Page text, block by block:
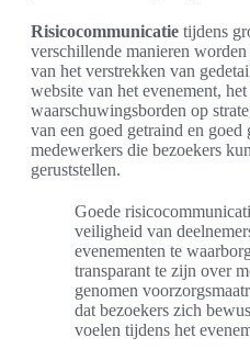
Risicocommunicatie tijdens
verschillende manieren
van het verstrekken van
website van het evenement,
waarschuwingsborden op
van een goed getraind en goed
medewerkers die bezoekers
geruststellen.
Goede
veiligheid van
evenementen te
transparant te zijn over
genomen
dat bezoekers zich
voelen tijdens het